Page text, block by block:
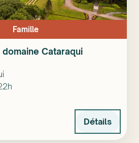
Famille
Cataraqui
Détails